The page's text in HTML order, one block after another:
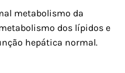
metabolismo da
dos lípidos e
hepática normal.